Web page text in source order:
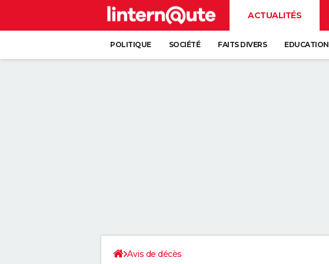
ACTUALITÉS
POLITIQUE SOCIÉTÉ FAITS DIVERS EDUCATION
Avis de décès